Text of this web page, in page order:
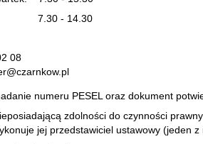
- 14.30
08
numeru PESEL oraz dokument
zdolności do czynności
jej przedstawiciel ustawowy (jeden z